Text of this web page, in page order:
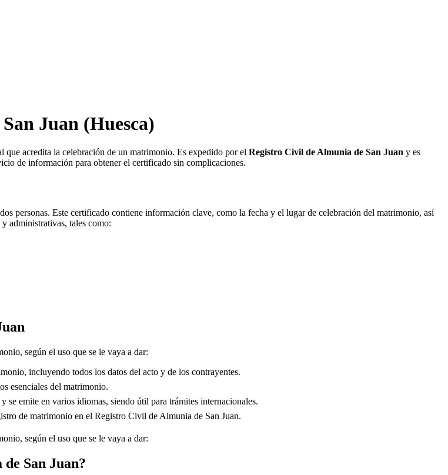
Juan (Huesca)
que acredita la celebración de un matrimonio. Es expedido por el Registro Civil de Almunia de San Juan y es
de información para obtener el certificado sin complicaciones.
personas. Este certificado contiene información clave, como la fecha y el lugar de celebración del matrimonio, así
administrativas, tales como:
según el uso que se le vaya a dar:
incluyendo todos los datos del acto y de los contrayentes.
esenciales del matrimonio.
se emite en varios idiomas, siendo útil para trámites internacionales.
de matrimonio en el Registro Civil de Almunia de San Juan.
según el uso que se le vaya a dar:
San Juan?